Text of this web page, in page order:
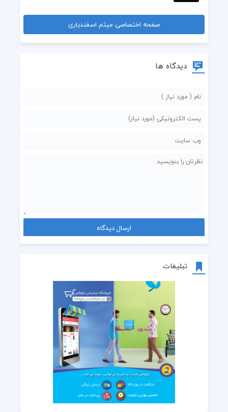
تبلیغات
صفحه اختصاصی میثم اسفندیاری
دیدگاه ها